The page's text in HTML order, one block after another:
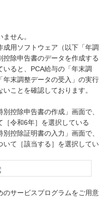
せん。
用ソフトウェア（以下「年調
除申告書のデータを作成する
ると、PCA給与の「年末調
末調整データの受入」の実行
ことを確認しております。
控除申告書の作成」画面で、
令和6年］を選択している
控除証明書の入力」画面で、
いて［該当する］を選択してい
のサービスプログラムをご用意